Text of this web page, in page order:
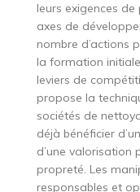
leurs exigences
axes de
nombre d’actions
la formation
leviers de
propose la
sociétés de
déjà bénéficier
d’une valorisation
propreté. Les
responsables et